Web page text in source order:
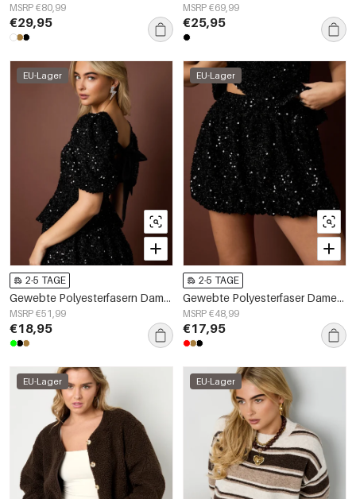
MSRP €80,99
€29,95
MSRP €69,99
€25,95
EU-Lager
2-5 TAGE
Gewebte Polyesterfasern Damen Kurzarm Oberteile Elegante Pailletten
MSRP €51,99
€18,95
EU-Lager
2-5 TAGE
Gewebte Polyesterfaser Damen Minirock Elegant Pailletten
MSRP €48,99
€17,95
EU-Lager EU-Lager